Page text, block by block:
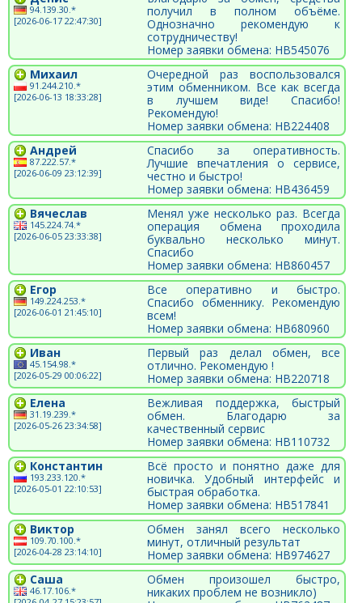
94.139.30.*
[2026-06-17 22:47:30]
получил в полном объёме.
Однозначно рекомендую к
сотрудничеству!
Номер заявки обмена: HB545076
Михаил
91.244.210.*
[2026-06-13 18:33:28]
Очередной раз воспользовался
этим обменником. Все как всегда
в лучшем виде! Спасибо!
Рекомендую!
Номер заявки обмена: HB224408
Андрей
87.222.57.*
[2026-06-09 23:12:39]
Спасибо за оперативность.
Лучшие впечатления о сервисе,
честно и быстро!
Номер заявки обмена: HB436459
Вячеслав
145.224.74.*
[2026-06-05 23:33:38]
Менял уже несколько раз. Всегда
операция обмена проходила
буквально несколько минут.
Спасибо
Номер заявки обмена: HB860457
Егор
149.224.253.*
[2026-06-01 21:45:10]
Все оперативно и быстро.
Спасибо обменнику. Рекомендую
всем!
Номер заявки обмена: HB680960
Иван
45.154.98.*
[2026-05-29 00:06:22]
Первый раз делал обмен, все
отлично. Рекомендую !
Номер заявки обмена: HB220718
Елена
31.19.239.*
[2026-05-26 23:34:58]
Вежливая поддержка, быстрый
обмен. Благодарю за
качественный сервис
Номер заявки обмена: HB110732
Константин
193.233.120.*
[2026-05-01 22:10:53]
Всё просто и понятно даже для
новичка. Удобный интерфейс и
быстрая обработка.
Номер заявки обмена: HB517841
Виктор
109.70.100.*
[2026-04-28 23:14:10]
Обмен занял всего несколько
минут, отличный результат
Номер заявки обмена: HB974627
Саша
46.17.106.*
Обмен произошел быстро,
никаких проблем не возникло)